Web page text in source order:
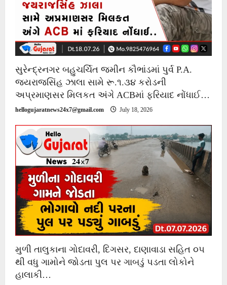
સુરેન્દ્રનગર બહુચર્ચિત જમીન કૌભાંડમાં પુર્વ P.A.
જયરાજસિંહ ઝાલા સામે રૂ.૧.૩૪ કરોડની
અપ્રમાણસર મિલકત અંગે ACBમાં ફરિયાદ નોંધાઈ…
hellogujaratnews24x7@gmail.com July 18, 2026
મુળી તાલુકાના ગોદાવરી, દિગસર, દાણાવાડા સહિત ૦૫
થી વધુ ગામોને જોડતા પુલ પર ગાબડું પડતા લોકોને
હાલાકી…